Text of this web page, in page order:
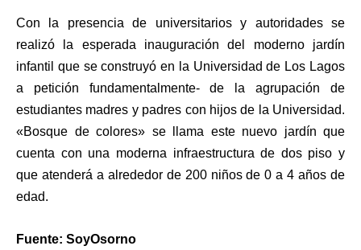
Con la presencia de universitarios y autoridades se
realizó la esperada inauguración del moderno jardín
infantil que se construyó en la Universidad de Los Lagos
a petición fundamentalmente- de la agrupación de
estudiantes madres y padres con hijos de la Universidad.
«Bosque de colores» se llama este nuevo jardín que
cuenta con una moderna infraestructura de dos piso y
que atenderá a alrededor de 200 niños de 0 a 4 años de
edad.
Fuente: SoyOsorno